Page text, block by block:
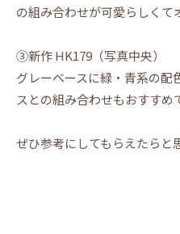
の組み合わせが可愛らしく
③新作 HK179（写真中央）
グレーベースに緑・青系の
スとの組み合わせもおすすめ
ぜひ参考にしてもらえたらと